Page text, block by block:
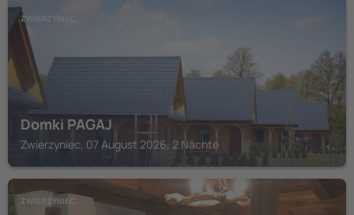
ZWIERZYNIEC
Domki PAGAJ
Zwierzyniec, 07 August 2026, 2 Nächte
ZWIERZYNIEC